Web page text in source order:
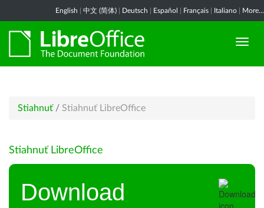
English 中文 (简体) Deutsch Español Français Italiano More...
Stiahnuť / Stiahnuť LibreOffice
Stiahnuť LibreOffice
Download